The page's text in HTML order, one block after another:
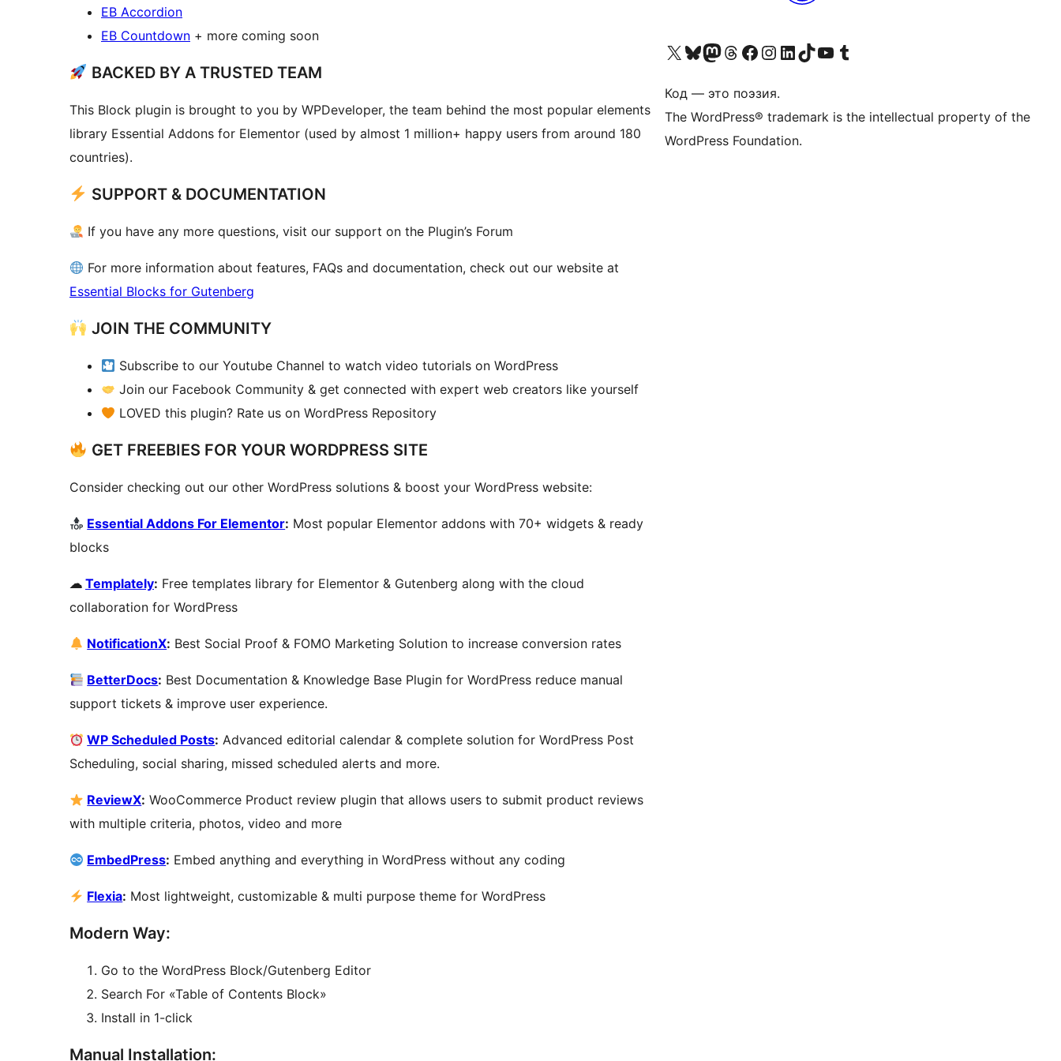
EB Accordion
EB Countdown + more coming soon
BACKED BY A TRUSTED TEAM
This Block plugin is brought to you by WPDeveloper, the team behind the most popular elements
library Essential Addons for Elementor (used by almost 1 million+ happy users from around 180
countries).
SUPPORT & DOCUMENTATION
If you have any more questions, visit our support on the Plugin’s Forum
For more information about features, FAQs and documentation, check out our website at
Essential Blocks for Gutenberg
JOIN THE COMMUNITY
Subscribe to our Youtube Channel to watch video tutorials on WordPress
Join our Facebook Community & get connected with expert web creators like yourself
LOVED this plugin? Rate us on WordPress Repository
GET FREEBIES FOR YOUR WORDPRESS SITE
Consider checking out our other WordPress solutions & boost your WordPress website:
Essential Addons For Elementor: Most popular Elementor addons with 70+ widgets & ready
blocks
☁ Templately: Free templates library for Elementor & Gutenberg along with the cloud
collaboration for WordPress
NotificationX: Best Social Proof & FOMO Marketing Solution to increase conversion rates
BetterDocs: Best Documentation & Knowledge Base Plugin for WordPress reduce manual
support tickets & improve user experience.
WP Scheduled Posts: Advanced editorial calendar & complete solution for WordPress Post
Scheduling, social sharing, missed scheduled alerts and more.
ReviewX: WooCommerce Product review plugin that allows users to submit product reviews
with multiple criteria, photos, video and more
EmbedPress: Embed anything and everything in WordPress without any coding
Flexia: Most lightweight, customizable & multi purpose theme for WordPress
Modern Way:
Go to the WordPress Block/Gutenberg Editor
Search For «Table of Contents Block»
Install in 1-click
Manual Installation:
Посетите нас в X (ранее Twitter)
Посетите нашу учётную запись в Bluesky
Посетите нашу ленту в Mastodon
Посетите нашу учётную запись в Threads
Посетите нашу страницу на Facebook
Посетите наш Instagram
Посетите нашу страницу в LinkedIn
Посетите нашу учётную запись в TikTok
Посетите наш канал YouTube
Посетите нашу учётную запись в Tumblr
Код — это поэзия.
The WordPress® trademark is the intellectual property of the
WordPress Foundation.